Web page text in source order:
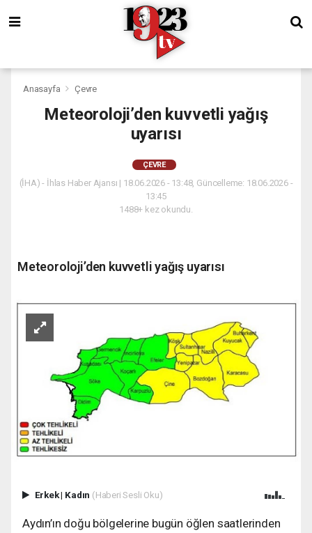
Anasayfa Çevre
Meteoroloji’den kuvvetli yağış
uyarısı
ÇEVRE
(İHA) - İhlas Haber Ajansı | 18.06.2026 - 13:48, Güncelleme: 18.06.2026 -
13:45
1488+ kez okundu.
Meteoroloji’den kuvvetli yağış uyarısı
Erkek| Kadın (Haberi Sesli Oku)
Aydın’ın doğu bölgelerine bugün öğlen saatlerinden